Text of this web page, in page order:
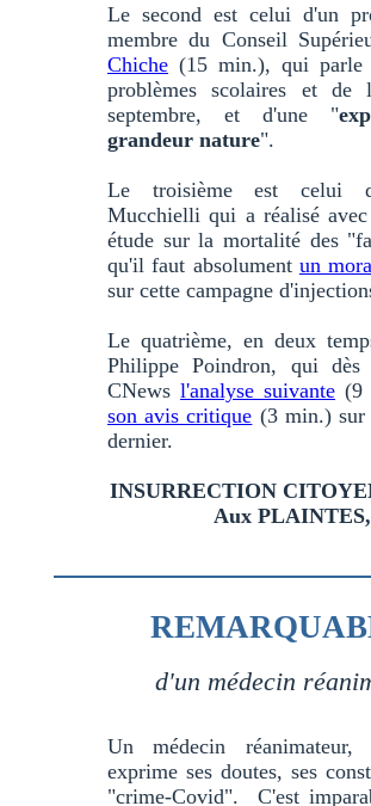
Le second est celui d'un
membre du Conseil
Chiche (15 min.), qui parle
problèmes scolaires et de
septembre, et d'une "
grandeur nature".
Le troisième est celui
Mucchielli qui a réalisé
étude sur la mortalité des
qu'il faut absolument un
sur cette campagne
Le quatrième, en deux
Philippe Poindron, qui
CNews l'analyse suivante (9
son avis critique (3 min.) sur
dernier.
INSURRECTION
Aux
d'un médecin
Un médecin réanimateur,
exprime ses doutes, ses
"crime-Covid". C'est